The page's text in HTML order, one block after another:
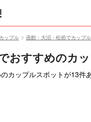
ップル 函館・大沼・松前でカップル
おすすめのカ
カップルスポットが13